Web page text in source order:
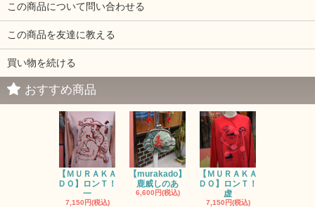
この商品について問い合わせる
この商品を友達に教える
買い物を続ける
おすすめ商品
【ＭＵＲＡＫＡ
ＤＯ】ロンＴ！
一
7,150円(税込)
【murakado】
鹿威しのあ
6,600円(税込)
【ＭＵＲＡＫＡ
ＤＯ】ロンＴ！
虚
7,150円(税込)